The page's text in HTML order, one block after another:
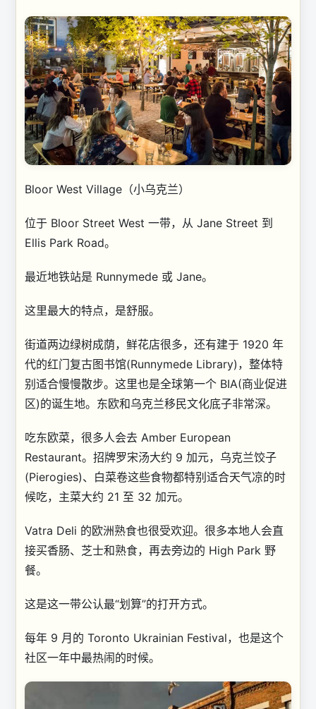
Bloor West Village（小乌克兰）
位于 Bloor Street West 一带，从 Jane Street 到
Ellis Park Road。
最近地铁站是 Runnymede 或 Jane。
这里最大的特点，是舒服。
街道两边绿树成荫，鲜花店很多，还有建于 1920 年
代的红门复古图书馆(Runnymede Library)，整体特
别适合慢慢散步。这里也是全球第一个 BIA(商业促进
区)的诞生地。东欧和乌克兰移民文化底子非常深。
吃东欧菜，很多人会去 Amber European
Restaurant。招牌罗宋汤大约 9 加元，乌克兰饺子
(Pierogies)、白菜卷这些食物都特别适合天气凉的时
候吃，主菜大约 21 至 32 加元。
Vatra Deli 的欧洲熟食也很受欢迎。很多本地人会直
接买香肠、芝士和熟食，再去旁边的 High Park 野
餐。
这是这一带公认最“划算”的打开方式。
每年 9 月的 Toronto Ukrainian Festival，也是这个
社区一年中最热闹的时候。